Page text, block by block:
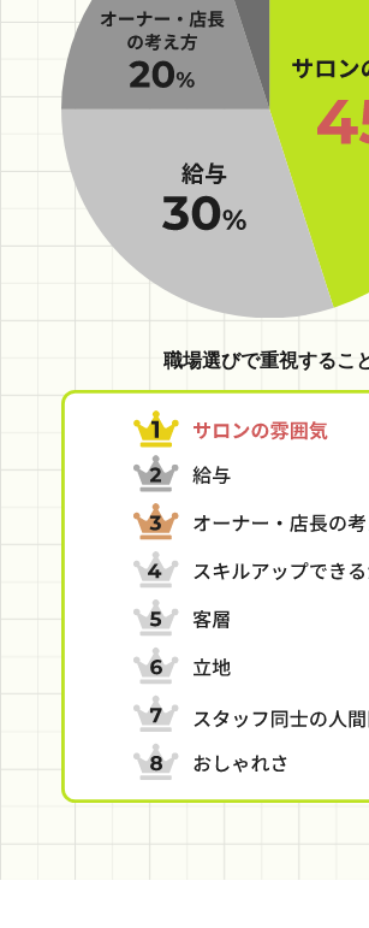
職場選びで重視するこ